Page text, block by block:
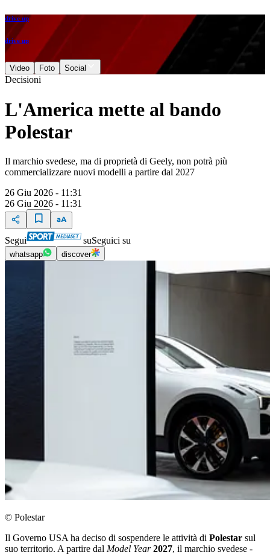
drive up
drive up
Video Foto Social
Decisioni
L'America mette al bando
Polestar
Il marchio svedese, ma di proprietà di Geely, non potrà più
commercializzare nuovi modelli a partire dal 2027
26 Giu 2026 - 11:31
26 Giu 2026 - 11:31
Segui suSeguici su
whatsapp discover
© Polestar
Il Governo USA ha deciso di sospendere le attività di Polestar sul
suo territorio. A partire dal Model Year2027, il marchio svedese -